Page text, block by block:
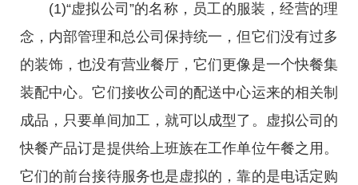
(1)“虚拟公司”的名称，员工的服装，经营的理
念，内部管理和总公司保持统一，但它们没有过多
的装饰，也没有营业餐厅，它们更像是一个快餐集
装配中心。它们接收公司的配送中心运来的相关制
成品，只要单间加工，就可以成型了。虚拟公司的
快餐产品订是提供给上班族在工作单位午餐之用。
它们的前台接待服务也是虚拟的，靠的是电话定购